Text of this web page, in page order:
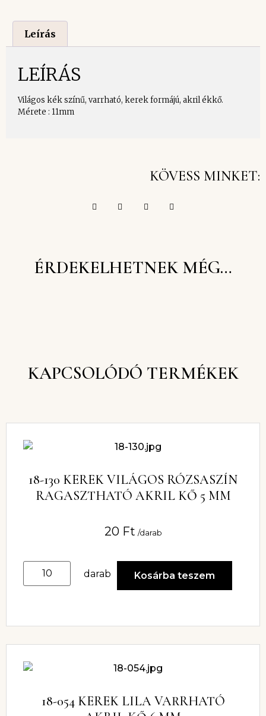
Leírás
LEÍRÁS
Világos kék színű, varrható, kerek formájú, akril ékkő.
Mérete : 11mm
KÖVESS MINKET:
ÉRDEKELHETNEK MÉG…
KAPCSOLÓDÓ TERMÉKEK
18-130 KEREK VILÁGOS RÓZSASZÍN
RAGASZTHATÓ AKRIL KŐ 5 MM
20 Ft /darab
darab Kosárba teszem
18-054 KEREK LILA VARRHATÓ